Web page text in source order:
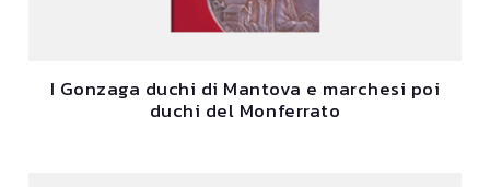
I Gonzaga duchi di Mantova e marchesi poi
duchi del Monferrato